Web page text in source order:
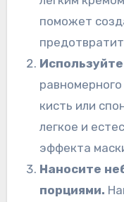
поможет
кисть или
легкое и
эффекта
Наносите
порциями.